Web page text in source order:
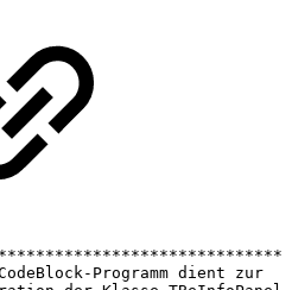
Programm dient
zur